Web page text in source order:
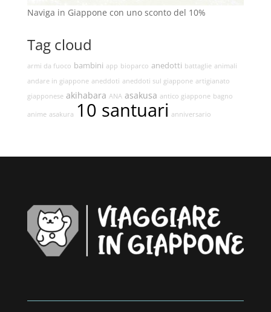
Naviga in Giappone con uno sconto del 10%
Tag cloud
armi da fuoco bambini app bioparco anedotti battaglie animali
andare in giappone aneddoti aneddoti sul giappone artigianato
giapponese akihabara ANA asakusa antico giappone bagno
anime asakura 10 santuari anniversario